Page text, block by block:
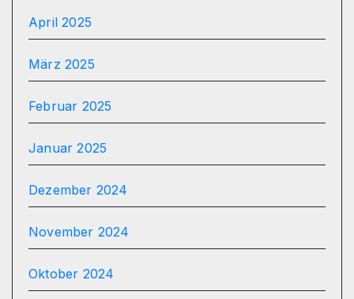
April 2025
März 2025
Februar 2025
Januar 2025
Dezember 2024
November 2024
Oktober 2024